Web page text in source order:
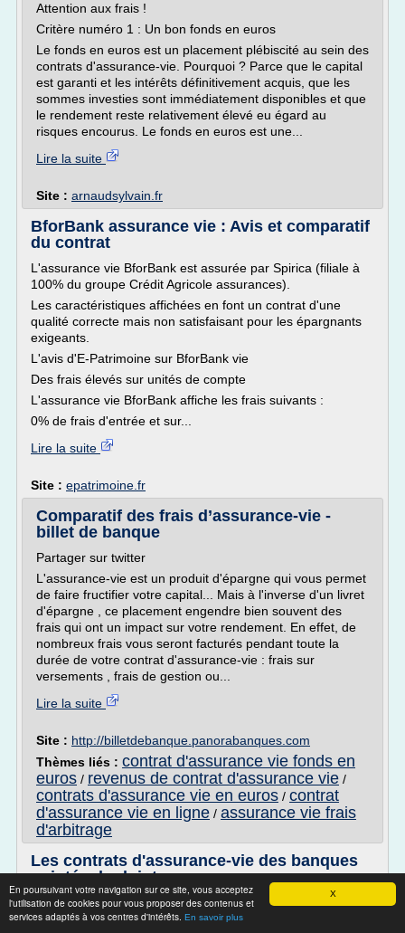
X
En poursuivant votre navigation sur ce site, vous acceptez
l'utilisation de cookies pour vous proposer des contenus et
services adaptés à vos centres d'intérêts. En savoir plus
Attention aux frais !
Critère numéro 1 : Un bon fonds en euros
Le fonds en euros est un placement plébiscité au sein des
contrats d'assurance-vie. Pourquoi ? Parce que le capital
est garanti et les intérêts définitivement acquis, que les
sommes investies sont immédiatement disponibles et que
le rendement reste relativement élevé eu égard au
risques encourus. Le fonds en euros est une...
Lire la suite
Site : arnaudsylvain.fr
BforBank assurance vie : Avis et comparatif
du contrat
L'assurance vie BforBank est assurée par Spirica (filiale à
100% du groupe Crédit Agricole assurances).
Les caractéristiques affichées en font un contrat d'une
qualité correcte mais non satisfaisant pour les épargnants
exigeants.
L'avis d'E-Patrimoine sur BforBank vie
Des frais élevés sur unités de compte
L'assurance vie BforBank affiche les frais suivants :
0% de frais d'entrée et sur...
Lire la suite
Site : epatrimoine.fr
Comparatif des frais d’assurance-vie -
billet de banque
Partager sur twitter
L'assurance-vie est un produit d'épargne qui vous permet
de faire fructifier votre capital... Mais à l'inverse d'un livret
d'épargne , ce placement engendre bien souvent des
frais qui ont un impact sur votre rendement. En effet, de
nombreux frais vous seront facturés pendant toute la
durée de votre contrat d'assurance-vie : frais sur
versements , frais de gestion ou...
Lire la suite
Site : http://billetdebanque.panorabanques.com
Thèmes liés : contrat d'assurance vie fonds en
euros / revenus de contrat d'assurance vie /
contrats d'assurance vie en euros / contrat
d'assurance vie en ligne / assurance vie frais
d'arbitrage
Les contrats d'assurance-vie des banques
pointés du doigt
L'association de consommateurs CLCV a réalisé un
comparatif entre les différents acteurs de l'assurance-vie, et